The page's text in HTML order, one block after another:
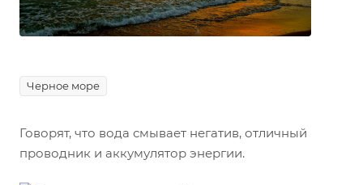
Черное море
Говорят, что вода смывает негатив, отличный
проводник и аккумулятор энергии.